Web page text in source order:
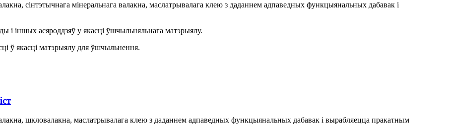
сінтэтычнага мінеральнага валакна, маслатрывалага клею з даданнем адпаведных функцыянальных дабавак і
і іншых асяроддзяў у якасці ўшчыльняльнага матэрыялу.
ў якасці матэрыялу для ўшчыльнення.
шкловалакна, маслатрывалага клею з даданнем адпаведных функцыянальных дабавак і вырабляецца пракатным